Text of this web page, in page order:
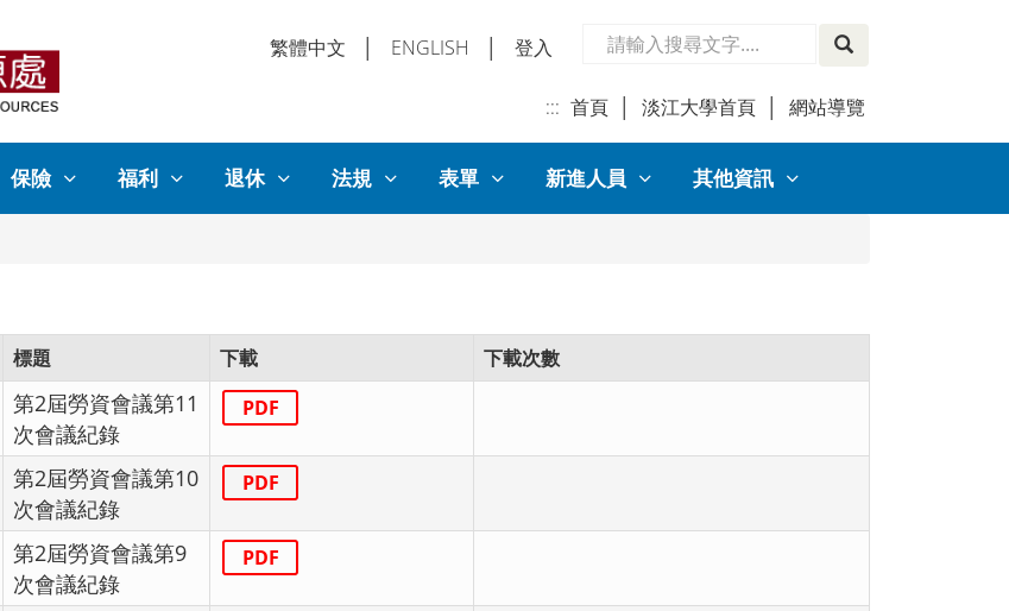
繁體中文 ENGLISH 登入
::: 首頁 淡江大學首頁 網站導覽
保險 福利 退休 法規 表單 新進人員 其他資訊
標題 下載
下載次數
第2屆勞資會議第11
次會議紀錄
PDF
第2屆勞資會議第10
次會議紀錄
PDF
第2屆勞資會議第9
次會議紀錄
PDF